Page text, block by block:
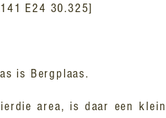
E24 30.325]
is Bergplaas.
area, is daar een